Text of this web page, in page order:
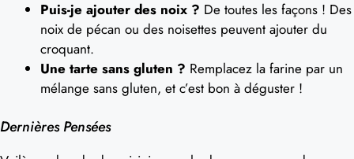
Puis-je ajouter des noix ? De toutes les façons ! Des
noix de pécan ou des noisettes peuvent ajouter du
croquant.
Une tarte sans gluten ? Remplacez la farine par un
mélange sans gluten, et c’est bon à déguster !
Dernières Pensées